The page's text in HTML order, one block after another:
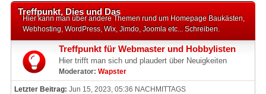
Treffpunkt, Dies und Das
Hier kann man über andere Themen rund um Homepage Baukästen,
Webhosting, WordPress, Wix, Jimdo, Joomla etc... Schreiben.
Treffpunkt für Webmaster und Hobbylisten
Hier trifft man sich und plaudert über Neuigkeiten
Moderator: Wapster
Letzter Beitrag: Jun 15, 2023, 05:36 NACHMITTAGS